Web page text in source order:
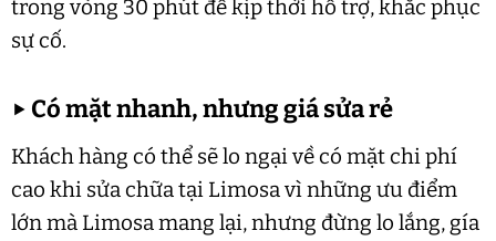
trong vòng 30 phút để kịp thời hỗ trợ, khắc phục
sự cố.
▶ Có mặt nhanh, nhưng giá sửa rẻ
Khách hàng có thể sẽ lo ngại về có mặt chi phí
cao khi sửa chữa tại Limosa vì những ưu điểm
lớn mà Limosa mang lại, nhưng đừng lo lắng, gía